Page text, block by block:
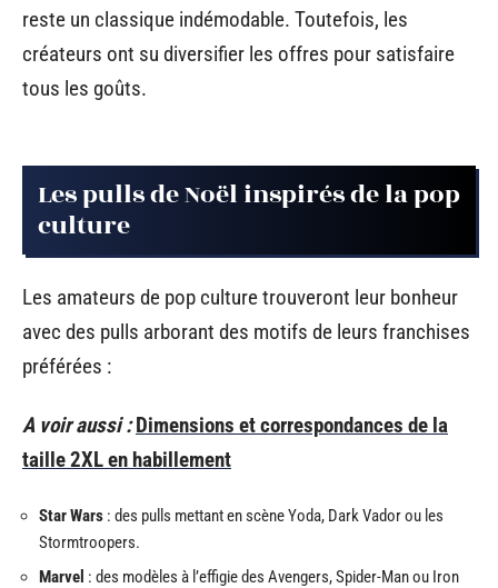
reste un classique indémodable. Toutefois, les
créateurs ont su diversifier les offres pour satisfaire
tous les goûts.
Les pulls de Noël inspirés de la pop
culture
Les amateurs de pop culture trouveront leur bonheur
avec des pulls arborant des motifs de leurs franchises
préférées :
A voir aussi : Dimensions et correspondances de la
taille 2XL en habillement
Star Wars : des pulls mettant en scène Yoda, Dark Vador ou les
Stormtroopers.
Marvel : des modèles à l’effigie des Avengers, Spider-Man ou Iron